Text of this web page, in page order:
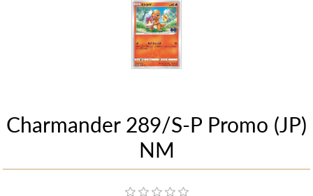
Charmander 289/S-P Promo (JP)
NM